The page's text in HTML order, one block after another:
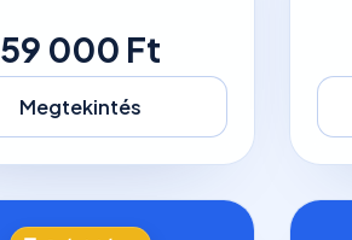
59 000 Ft
Megtekintés